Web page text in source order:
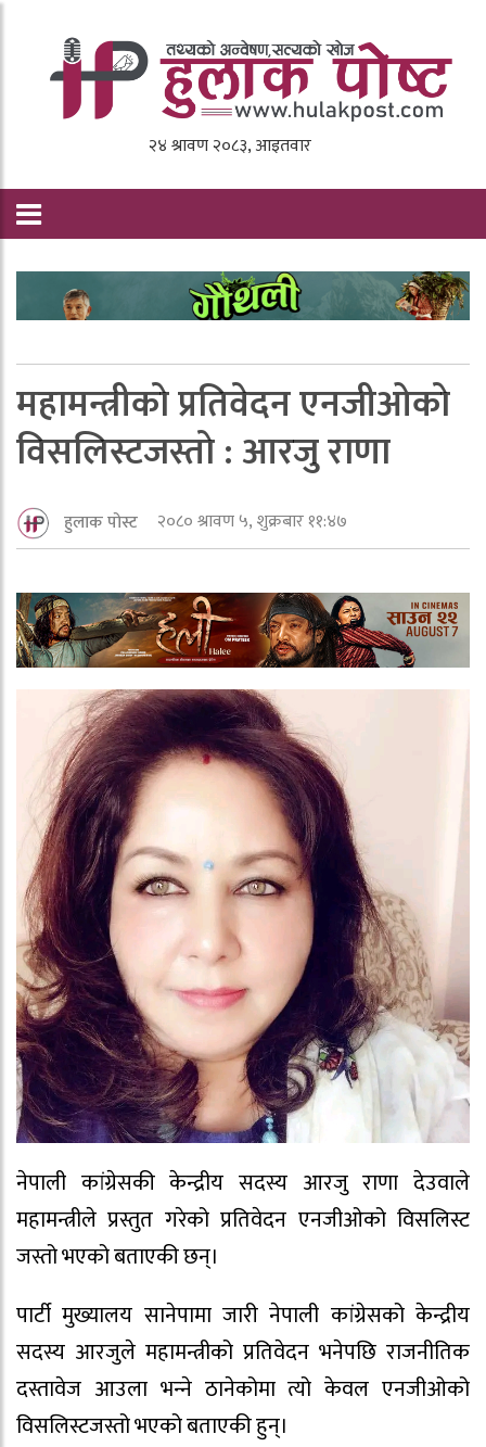
महामन्त्रीकाे प्रतिवेदन एनजीओकाे
विसलिस्टजस्ताे : आरजु राणा
हुलाक पोस्ट २०८० श्रावण ५, शुक्रबार ११:४७
नेपाली कांग्रेसकी केन्द्रीय सदस्य आरजु राणा देउवाले
महामन्त्रीले प्रस्तुत गरेको प्रतिवेदन एनजीओको विसलिस्ट
जस्तो भएको बताएकी छन्।
पार्टी मुख्यालय सानेपामा जारी नेपाली कांग्रेसको केन्द्रीय
सदस्य आरजुले महामन्त्रीको प्रतिवेदन भनेपछि राजनीतिक
दस्तावेज आउला भन्‍ने ठानेकोमा त्यो केवल एनजीओको
विसलिस्टजस्तो भएको बताएकी हुन्।